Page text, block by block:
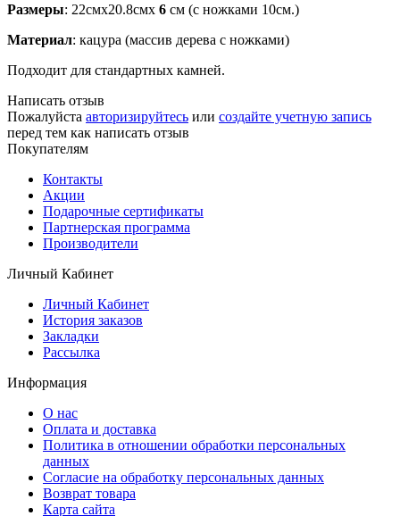
Размеры: 22смх20.8смх 6 см (с ножками 10см.)
Материал: кацура (массив дерева с ножками)
Подходит для стандартных камней.
Написать отзыв
Пожалуйста авторизируйтесь или создайте учетную запись
перед тем как написать отзыв
Покупателям
Контакты
Акции
Подарочные сертификаты
Партнерская программа
Производители
Личный Кабинет
Личный Кабинет
История заказов
Закладки
Рассылка
Информация
О нас
Оплата и доставка
Политика в отношении обработки персональных
данных
Согласие на обработку персональных данных
Возврат товара
Карта сайта